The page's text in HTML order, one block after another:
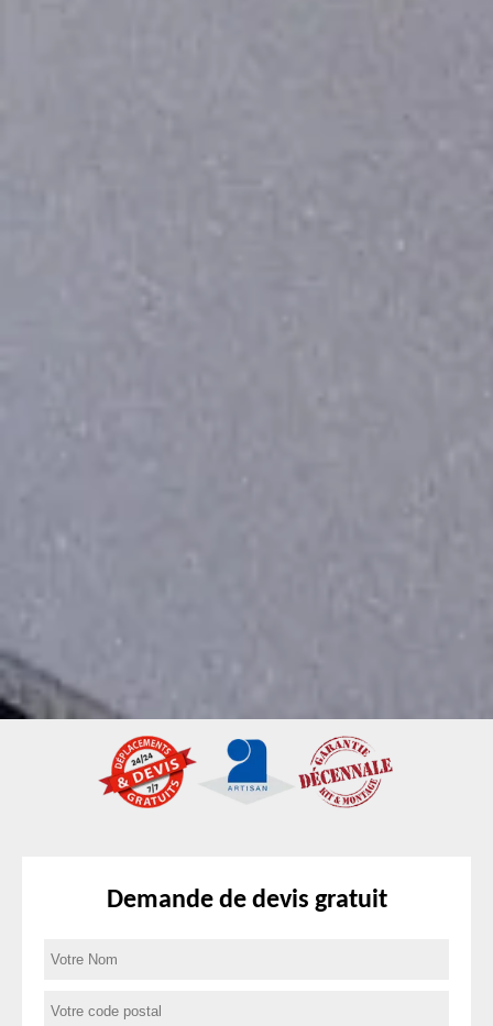
Demande de devis gratuit